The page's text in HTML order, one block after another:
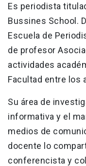
Es periodista
Bussines School.
Escuela de
de profesor
actividades
Facultad entre los
Su área de
informativa y el
medios de
docente lo
conferencista y